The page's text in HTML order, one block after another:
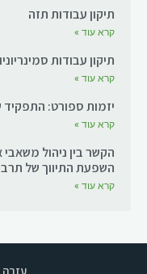
תיקון עבודות תזה
קרא עוד »
תיקון עבודות
קרא עוד »
יזמות ספורט: התפקיד
קרא עוד »
הקשר בין ניהול משאבי
השפעת התיווך של
קרא עוד »
עזרה